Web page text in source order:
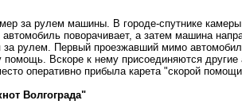
за рулем машины. В городе-спутнике
автомобиль поворачивает, а затем машина
за рулем. Первый проезжавший мимо
помощь. Вскоре к нему присоединяются
оперативно прибыла карета "скорой
Волгограда"